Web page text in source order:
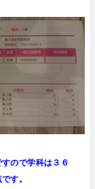
ので学科は３６
す。